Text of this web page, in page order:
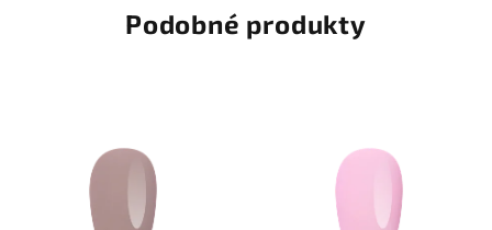
Podobné produkty